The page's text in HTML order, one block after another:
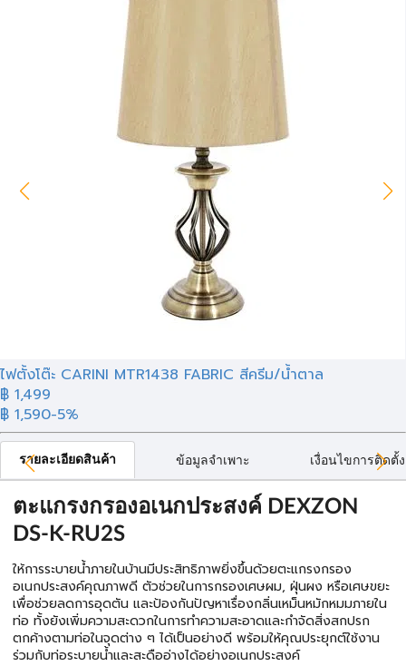
ไฟตั้งโต๊ะ CARINI MTR1438 FABRIC สีครีม/น้ำตาล
฿ 1,499
฿ 1,590-5%
รายละเอียดสินค้า ข้อมูลจำเพาะ เงื่อนไขการติดตั้ง
ตะแกรงกรองอเนกประสงค์ DEXZON
DS-K-RU2S
ให้การระบายน้ำภายในบ้านมีประสิทธิภาพยิ่งขึ้นด้วยตะแกรงกรอง
อเนกประสงค์คุณภาพดี ตัวช่วยในการกรองเศษผม, ฝุ่นผง หรือเศษขยะ
เพื่อช่วยลดการอุดตัน และป้องกันปัญหาเรื่องกลิ่นเหม็นหมักหมมภายใน
ท่อ ทั้งยังเพิ่มความสะดวกในการทำความสะอาดและกำจัดสิ่งสกปรก
ตกค้างตามท่อในจุดต่าง ๆ ได้เป็นอย่างดี พร้อมให้คุณประยุกต์ใช้งาน
ร่วมกับท่อระบายน้ำและสะดืออ่างได้อย่างอเนกประสงค์